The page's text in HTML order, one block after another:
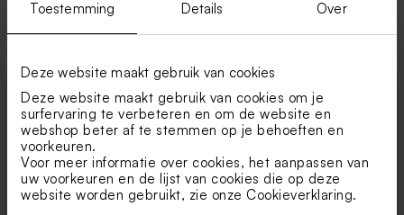
Toestemming Details Over
Deze website maakt gebruik van cookies
Deze website maakt gebruik van cookies om je
surfervaring te verbeteren en om de website en
webshop beter af te stemmen op je behoeften en
voorkeuren.
Voor meer informatie over cookies, het aanpassen van
uw voorkeuren en de lijst van cookies die op deze
website worden gebruikt, zie onze Cookieverklaring.
Stijlvolle naamsticker (3,7
cm)
Origineel communiekaartje
voetbal met goudfolie
Stijlvolle communiekaart
met naam en symbool in
Nieuw